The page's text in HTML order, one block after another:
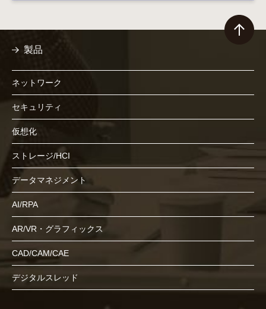
製品
ネットワーク
セキュリティ
仮想化
ストレージ/HCI
データマネジメント
AI/RPA
AR/VR・グラフィックス
CAD/CAM/CAE
デジタルスレッド